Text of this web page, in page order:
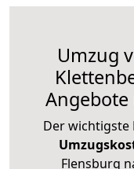
Umzug
Angebote
Der wichtigste
Flensburg